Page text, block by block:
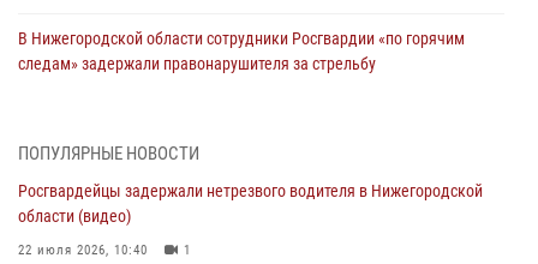
В Нижегородской области сотрудники Росгвардии «по горячим
следам» задержали правонарушителя за стрельбу
В Нижегородской области продолжаются мероприятия в рамках
16 июля 2026, 05:00
Росгвардейцы обеспечили безопасность на VK Fest в Нижнем
ПОПУЛЯРНЫЕ НОВОСТИ
Росгвардейцы задержали нетрезвого водителя в Нижегородской
области (видео)
22 июля 2026, 10:40 1